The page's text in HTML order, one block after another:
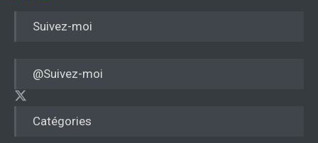
Catégories
Suivez-moi
@Suivez-moi